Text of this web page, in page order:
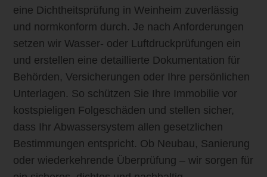
eine Dichtheitsprüfung in Weinheim zuverlässig
und normkonform durch. Je nach Anforderungen
setzen wir Wasser- oder Luftdruckprüfungen ein
und erstellen eine detaillierte Dokumentation für
Behörden, Versicherungen oder Ihre persönlichen
Unterlagen. So schützen Sie Ihre Immobilie vor
kostspieligen Folgeschäden und stellen sicher,
dass Ihr Abwassersystem allen gesetzlichen
Bestimmungen entspricht. Ob Neubau, Sanierung
oder wiederkehrende Überprüfung – wir sorgen für